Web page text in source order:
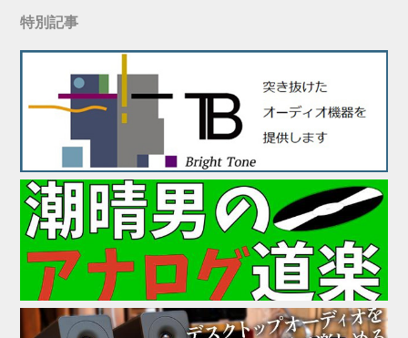
（日本未発売）の革新性と技術を引き継ぎ、世
特別記事